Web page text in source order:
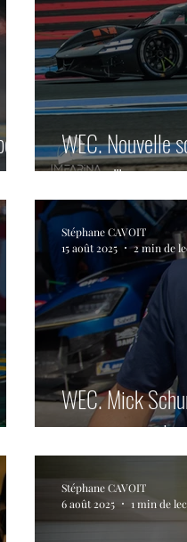
WEC. Nouvelle
aujourd'hui.
WEC. Mick
vers un nouvel
Stéphane CAVOIT
15 août 2025
2 min de
Stéphane CAVOIT
6 août 2025
1 min de